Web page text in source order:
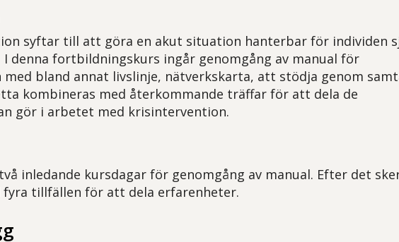
syftar till att göra en akut situation hanterbar för individen
I denna fortbildningskurs ingår genomgång av manual för
bland annat livslinje, nätverkskarta, att stödja genom
kombineras med återkommande träffar för att dela de
gör i arbetet med krisintervention.
inledande kursdagar för genomgång av manual. Efter det
fyra tillfällen för att dela erfarenheter.